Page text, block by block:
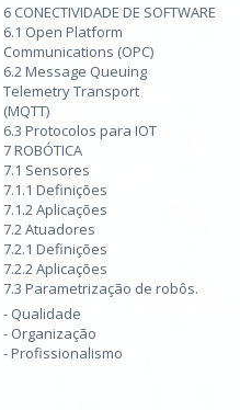
6 CONECTIVIDADE DE SOFTWARE
6.1 Open Platform
Communications (OPC)
6.2 Message Queuing
Telemetry Transport
(MQTT)
6.3 Protocolos para IOT
7 ROBÓTICA
7.1 Sensores
7.1.1 Definições
7.1.2 Aplicações
7.2 Atuadores
7.2.1 Definições
7.2.2 Aplicações
7.3 Parametrização de robôs.
- Qualidade
- Organização
- Profissionalismo